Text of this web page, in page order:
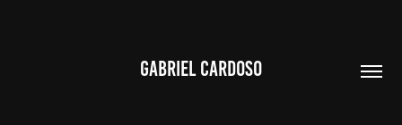
GABRIEL CARDOSO